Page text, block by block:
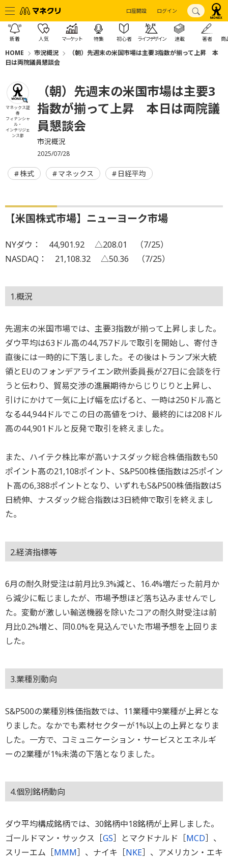
口座開設 ログイン
新着 人気 マーケット 特集 初心者 ライフデザイン 連載 著者 商
HOME 市況概況
（朝）先週末の米国市場は主要3指数が揃って上昇 本
日は両院議員懇談会
マネックス証
券
フィナンシャ
ル・
インテリジェ
ンス部
（朝）先週末の米国市場は主要3
指数が揃って上昇 本日は両院議
員懇談会
市況概況
2025/07/28
株式 マネックス 日経平均
【米国株式市場】ニューヨーク市場
NYダウ： 44,901.92 △208.01 （7/25）
NASDAQ： 21,108.32 △50.36 （7/25）
1.概況
先週末の米国市場では、主要3指数が揃って上昇しました。
ダウ平均は63ドル高の44,757ドルで取引を開始し、寄付き
直後には一時的に下落しました。その後はトランプ米大統
領とEUのフォンデアライエン欧州委員長が27日に会談を行
うと伝わり、貿易交渉の進展期待からじりじりと上昇し、
引けにかけて一気に上げ幅を広げると、一時は250ドル高と
なる44,944ドルでこの日の高値をつけ、最終的には208ドル
高の44,901ドルと反発で取引を終えました。
また、ハイテク株比率が高いナスダック総合株価指数も50
ポイント高の21,108ポイント、S&P500株価指数は25ポイン
ト高の6,388ポイントとなり、いずれもS&P500株価指数は5
日続伸、ナスダック総合指数は3日続伸で取引を終えまし
た。
2.経済指標等
6月の耐久財受注は前月比9.3%減と、16.4%増だった前月か
ら減少に転じましたが、市場予想ほど落ち込みませんでし
た。変動が激しい輸送機器を除いたコアの耐久財受注は前
月比0.2%増と、同0.0%を見込んでいた市場予想を上回りま
した。
3.業種別動向
S&P500の業種別株価指数では、11業種中9業種が上昇とな
りました。なかでも素材セクターが1%以上の上昇となりま
した。一方で、コミュニケーション・サービスとエネルギ
ーの2業種が1%未満の下落となりました。
4.個別銘柄動向
ダウ平均構成銘柄では、30銘柄中18銘柄が上昇しました。
ゴールドマン・サックス［GS］とマクドナルド［MCD］、
スリーエム［MMM］、ナイキ［NKE］、アメリカン・エキ